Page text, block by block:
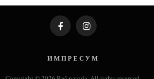
FacebookInstagram
И М П Р Е С У М